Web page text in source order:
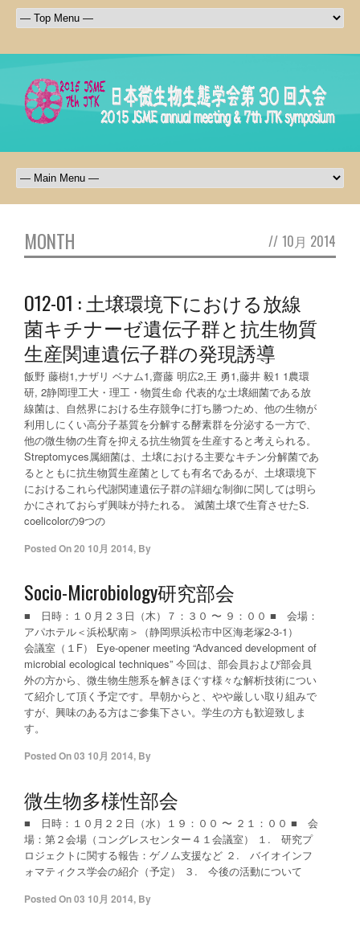
MONTH // 10月 2014
O12-01 : 土壌環境下における放線
菌キチナーゼ遺伝子群と抗生物質
生産関連遺伝子群の発現誘導
飯野 藤樹1,ナザリ ベナム1,齋藤 明広2,王 勇1,藤井 毅1 1農環
研, 2静岡理工大・理工・物質生命 代表的な土壌細菌である放
線菌は、自然界における生存競争に打ち勝つため、他の生物が
利用しにくい高分子基質を分解する酵素群を分泌する一方で、
他の微生物の生育を抑える抗生物質を生産すると考えられる。
Streptomyces属細菌は、土壌における主要なキチン分解菌であ
るとともに抗生物質生産菌としても有名であるが、土壌環境下
におけるこれら代謝関連遺伝子群の詳細な制御に関しては明ら
かにされておらず興味が持たれる。 滅菌土壌で生育させたS.
coelicolorの9つの
Posted On20 10月 2014, By
Socio-Microbiology研究部会
■ 日時：１０月２３日（木）７：３０ 〜 ９：００ ■ 会場：
アパホテル＜浜松駅南＞（静岡県浜松市中区海老塚2-3-1）
会議室（１F） Eye-opener meeting “Advanced development of
microbial ecological techniques” 今回は、部会員および部会員
外の方から、微生物生態系を解きほぐす様々な解析技術につい
て紹介して頂く予定です。早朝からと、やや厳しい取り組みで
すが、興味のある方はご参集下さい。学生の方も歓迎致しま
す。
Posted On03 10月 2014, By
微生物多様性部会
■ 日時：１０月２２日（水）１９：００ 〜 ２１：００ ■ 会
場：第２会場（コングレスセンター４１会議室） １. 研究プ
ロジェクトに関する報告：ゲノム支援など ２. バイオインフ
ォマティクス学会の紹介（予定） ３. 今後の活動について
Posted On03 10月 2014, By